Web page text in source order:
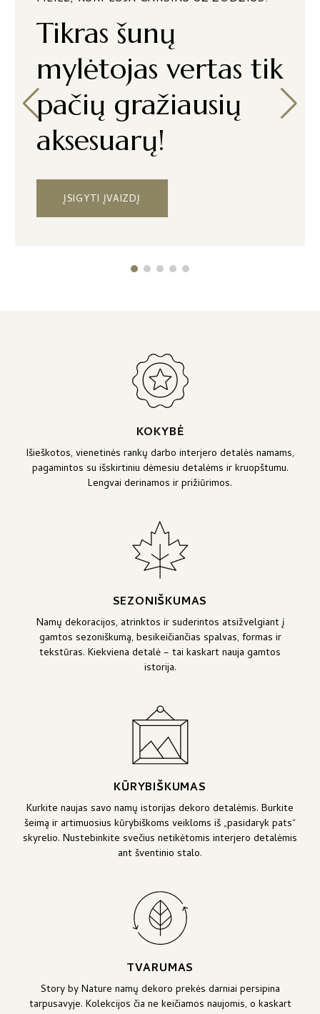
Tikras šunų
mylėtojas vertas tik
pačių gražiausių
aksesuarų!
ĮSIGYTI ĮVAIZDĮ
KOKYBĖ
Išieškotos, vienetinės rankų darbo interjero detalės namams,
pagamintos su išskirtiniu dėmesiu detalėms ir kruopštumu.
Lengvai derinamos ir prižiūrimos.
SEZONIŠKUMAS
Namų dekoracijos, atrinktos ir suderintos atsižvelgiant į
gamtos sezoniškumą, besikeičiančias spalvas, formas ir
tekstūras. Kiekviena detalė – tai kaskart nauja gamtos
istorija.
KŪRYBIŠKUMAS
Kurkite naujas savo namų istorijas dekoro detalėmis. Burkite
šeimą ir artimuosius kūrybiškoms veikloms iš „pasidaryk pats“
skyrelio. Nustebinkite svečius netikėtomis interjero detalėmis
ant šventinio stalo.
TVARUMAS
Story by Nature namų dekoro prekės darniai persipina
tarpusavyje. Kolekcijos čia ne keičiamos naujomis, o kaskart